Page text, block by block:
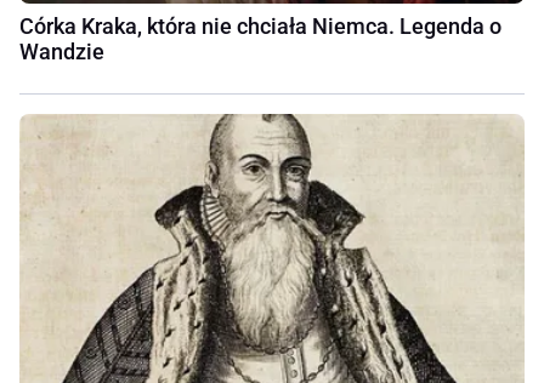
Córka Kraka, która nie chciała Niemca. Legenda o
Wandzie